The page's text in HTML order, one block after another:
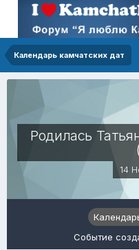
Календарь камчатских дат
Родилась
14
Событие